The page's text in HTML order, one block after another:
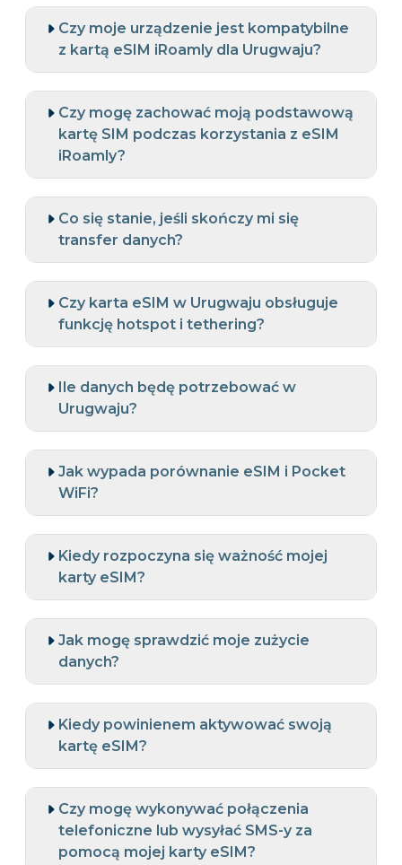
Czy moje urządzenie jest kompatybilne
z kartą eSIM iRoamly dla Urugwaju?
Czy mogę zachować moją podstawową
kartę SIM podczas korzystania z eSIM
iRoamly?
Co się stanie, jeśli skończy mi się
transfer danych?
Czy karta eSIM w Urugwaju obsługuje
funkcję hotspot i tethering?
Ile danych będę potrzebować w
Urugwaju?
Jak wypada porównanie eSIM i Pocket
WiFi?
Kiedy rozpoczyna się ważność mojej
karty eSIM?
Jak mogę sprawdzić moje zużycie
danych?
Kiedy powinienem aktywować swoją
kartę eSIM?
Czy mogę wykonywać połączenia
telefoniczne lub wysyłać SMS-y za
pomocą mojej karty eSIM?